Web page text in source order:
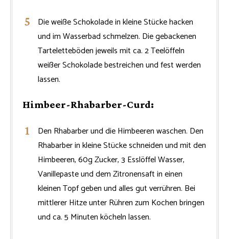
Die weiße Schokolade in kleine Stücke hacken
und im Wasserbad schmelzen. Die gebackenen
Tarteletteböden jeweils mit ca. 2 Teelöffeln
weißer Schokolade bestreichen und fest werden
lassen.
Himbeer-Rhabarber-Curd:
Den Rhabarber und die Himbeeren waschen. Den
Rhabarber in kleine Stücke schneiden und mit den
Himbeeren, 60g Zucker, 3 Esslöffel Wasser,
Vanillepaste und dem Zitronensaft in einen
kleinen Topf geben und alles gut verrühren. Bei
mittlerer Hitze unter Rühren zum Kochen bringen
und ca. 5 Minuten köcheln lassen.